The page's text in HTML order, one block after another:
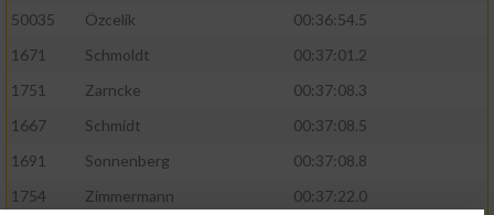
50035
Özcelik
00:36:54.5
1671
Schmoldt
00:37:01.2
1751
Zarncke
00:37:08.3
1667
Schmidt
00:37:08.5
1691
Sonnenberg
00:37:08.8
1754
Zimmermann
00:37:22.0